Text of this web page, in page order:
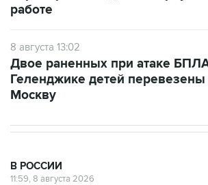
работе
8 августа 13:02
Двое раненных при атаке
Геленджике детей
Москву
В РОССИИ
11:59, 8 августа 2026